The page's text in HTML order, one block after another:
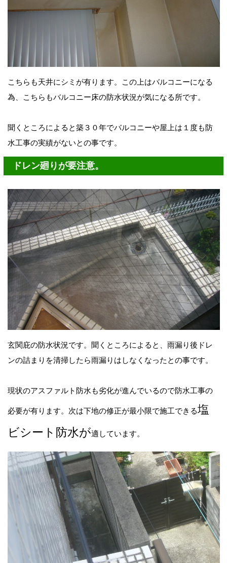
こちらも天井にシミが有ります。この上はバルコニーになる
為、こちらもバルコニー床の防水状況が気になる所です。
聞くところによると築３０年でバルコニーや屋上は１度も防
水工事の実績がないとの事です。
ドレン廻りが要注意。
玄関庇の防水状況です。聞くところによると、雨漏り後ドレ
ンの詰まりを清掃したら雨漏りはしなくなったとの事です。
現状のアスファルト防水も劣化が進んでいるので防水工事の
必要が有ります。次は下地の修正が最小限で施工できる塩
ビシート防水が適しています。